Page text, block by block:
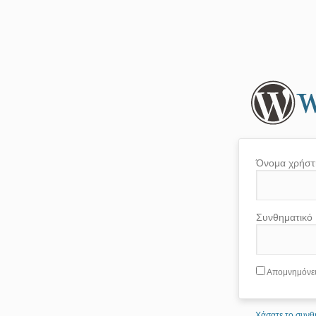
Όνομα
Συνθηματικό